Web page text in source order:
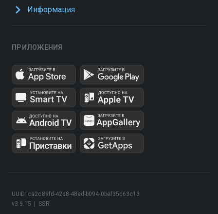
Информация
ПРИЛОЖЕНИЯ
v3.9.15 SSR
UUID: ca2c89fd-42d8-48ed-b094-0bef35c63c13